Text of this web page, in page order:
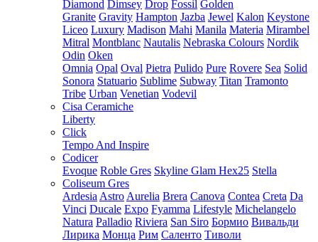
Diamond Dimsey Drop Fossil Golden
Granite Gravity Hampton Jazba Jewel Kalon Keystone
Liceo Luxury Madison Mahi Manila Materia Mirambel
Mitral Montblanc Nautalis Nebraska Colours Nordik
Odin Oken
Omnia Opal Oval Pietra Pulido Pure Rovere Sea Solid
Sonora Statuario Sublime Subway Titan Tramonto
Tribe Urban Venetian Vodevil
Cisa Ceramiche
Liberty
Click
Tempo And Inspire
Codicer
Evoque Roble Gres Skyline Glam Hex25 Stella
Coliseum Gres
Ardesia Astro Aurelia Brera Canova Contea Creta Da
Vinci Ducale Expo Fyamma Lifestyle Michelangelo
Natura Palladio Riviera San Siro Бормио Вивальди
Лирика Монца Рим Саленто Тиволи